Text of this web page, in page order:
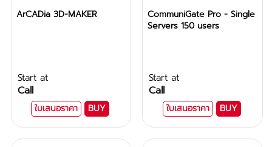
ArCADia 3D-MAKER
Start at
Call
ใบเสนอราคา BUY
CommuniGate Pro - Single
Servers 150 users
Start at
Call
ใบเสนอราคา BUY